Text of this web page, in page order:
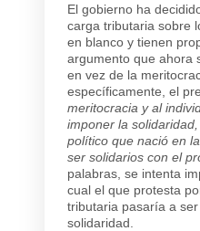
El gobierno ha
carga tributaria sobre
en blanco y tienen
argumento que ahora
en vez de la
específicamente, el
meritocracia y al
imponer la
político que nació en
ser solidarios con el
palabras, se intenta
cual el que protesta
tributaria pasaría a
solidaridad.